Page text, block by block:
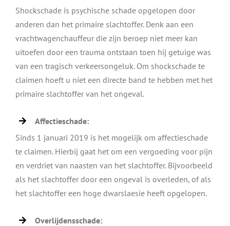
Shockschade is psychische schade opgelopen door
anderen dan het primaire slachtoffer. Denk aan een
vrachtwagenchauffeur die zijn beroep niet meer kan
uitoefen door een trauma ontstaan toen hij getuige was
van een tragisch verkeersongeluk. Om shockschade te
claimen hoeft u niet een directe band te hebben met het
primaire slachtoffer van het ongeval.
Affectieschade:
Sinds 1 januari 2019 is het mogelijk om affectieschade
te claimen. Hierbij gaat het om een vergoeding voor pijn
en verdriet van naasten van het slachtoffer. Bijvoorbeeld
als het slachtoffer door een ongeval is overleden, of als
het slachtoffer een hoge dwarslaesie heeft opgelopen.
Overlijdensschade: